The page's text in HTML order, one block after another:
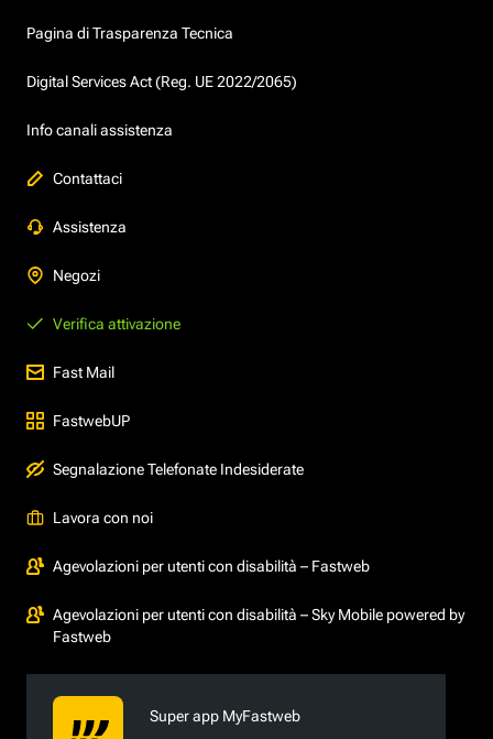
Pagina di Trasparenza Tecnica
Digital Services Act (Reg. UE 2022/2065)
Info canali assistenza
Contattaci
Assistenza
Negozi
Verifica attivazione
Fast Mail
FastwebUP
Segnalazione Telefonate Indesiderate
Lavora con noi
Agevolazioni per utenti con disabilità – Fastweb
Agevolazioni per utenti con disabilità – Sky Mobile powered by
Fastweb
Super app MyFastweb